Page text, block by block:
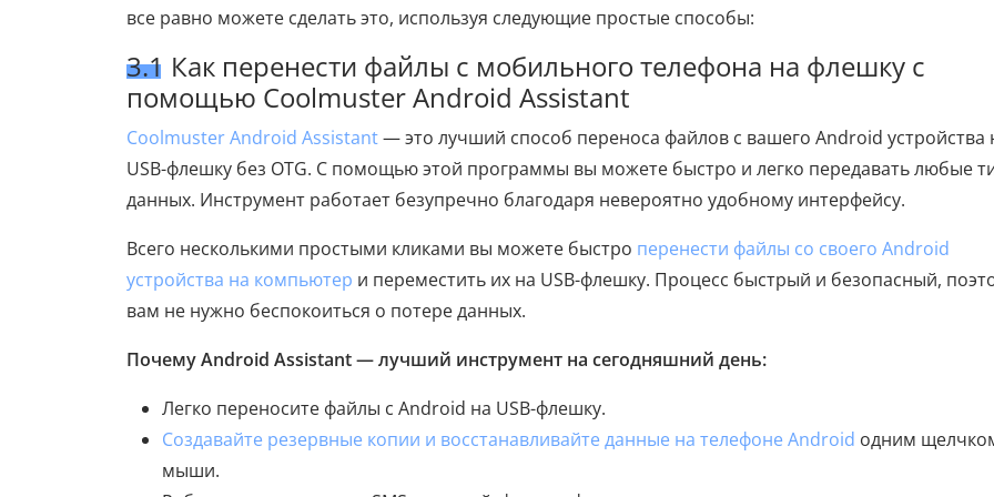
все равно можете сделать это, используя следующие простые способы:
3.1 Как перенести файлы с мобильного телефона на флешку с
помощью Coolmuster Android Assistant
Coolmuster Android Assistant— это лучший способ переноса файлов с вашего Android устройства
USB-флешку без OTG. С помощью этой программы вы можете быстро и легко передавать любые
данных. Инструмент работает безупречно благодаря невероятно удобному интерфейсу.
Всего несколькими простыми кликами вы можете быстро перенести файлы со своего Android
устройства на компьютер и переместить их на USB-флешку. Процесс быстрый и безопасный,
вам не нужно беспокоиться о потере данных.
Почему Android Assistant — лучший инструмент на сегодняшний день:
Легко переносите файлы с Android на USB-флешку.
Создавайте резервные копии и восстанавливайте данные на телефоне Android одним
мыши.